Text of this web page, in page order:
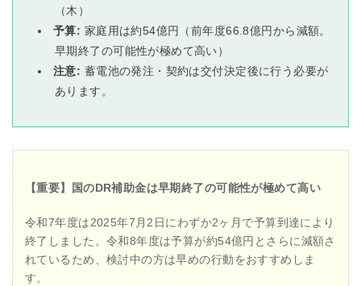
（木）
予算: 家庭用は約54億円（前年度66.8億円から減額。
早期終了の可能性が極めて高い）
注意: 蓄電池の発注・契約は交付決定後に行う必要が
あります。
【重要】国のDR補助金は早期終了の可能性が極めて高い
令和7年度は2025年7月2日にわずか2ヶ月で予算到達により
終了しました。令和8年度は予算が約54億円とさらに減額さ
れているため、検討中の方は早めの行動をおすすめしま
す。